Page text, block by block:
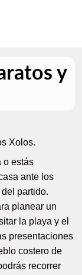
y
Xolos.
o estás
ante los
partido.
planear un
la playa y el
presentaciones
costero de
recorrer